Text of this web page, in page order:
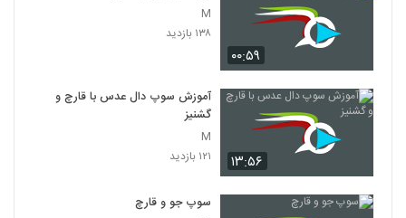
۰۰:۵۹
M
۱۳۸ بازدید
۱۳:۵۶
آموزش سوپ دال عدس با قارچ و
گشنیز
M
۱۲۱ بازدید
سوپ جو و قارچ